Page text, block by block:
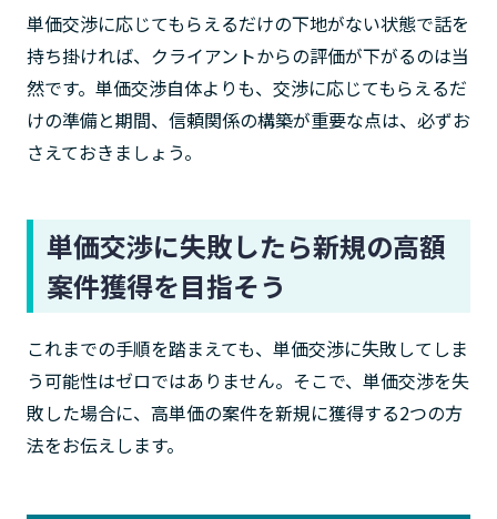
単価交渉に応じてもらえるだけの下地がない状態で話を
持ち掛ければ、クライアントからの評価が下がるのは当
然です。単価交渉自体よりも、交渉に応じてもらえるだ
けの準備と期間、信頼関係の構築が重要な点は、必ずお
さえておきましょう。
単価交渉に失敗したら新規の高額
案件獲得を目指そう
これまでの手順を踏まえても、単価交渉に失敗してしま
う可能性はゼロではありません。そこで、単価交渉を失
敗した場合に、高単価の案件を新規に獲得する2つの方
法をお伝えします。